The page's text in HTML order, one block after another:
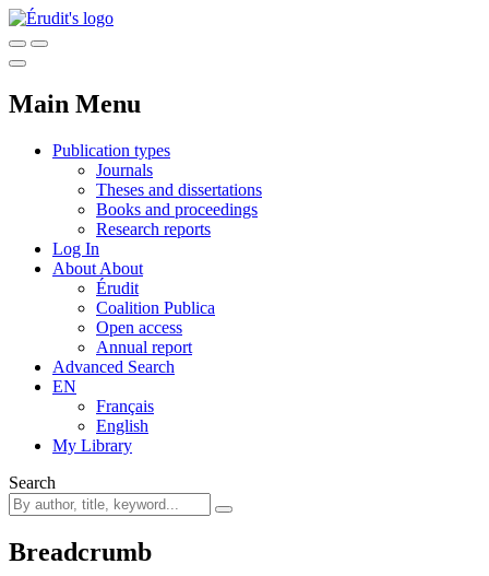
Main Menu
Publication types
Journals
Theses and dissertations
Books and proceedings
Research reports
Log In
About About
Érudit
Coalition Publica
Open access
Annual report
Advanced Search
EN
Français
English
My Library
Search
Breadcrumb